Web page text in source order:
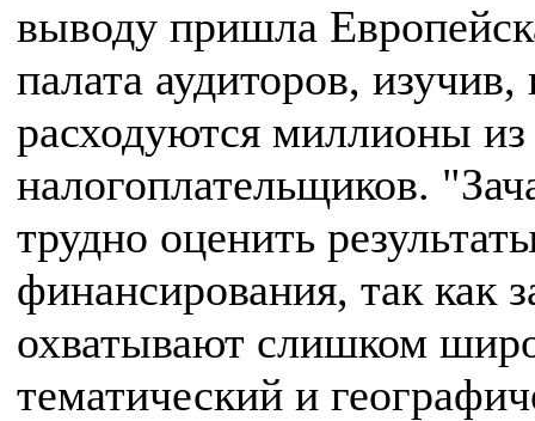
выводу пришла
палата аудиторов, изучив,
расходуются миллионы из
налогоплательщиков.
трудно оценить
финансирования, так как
охватывают слишком
тематический и